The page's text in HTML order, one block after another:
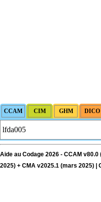
Aide au Codage 2026 - CCAM
2025) + CMA v2025.1 (mars 2025) |